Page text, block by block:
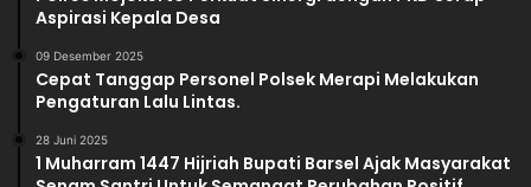
Aspirasi Kepala Desa
09 Desember 2025
Cepat Tanggap Personel Polsek Merapi Melakukan
Pengaturan Lalu Lintas.
28 Juni 2025
1 Muharram 1447 Hijriah Bupati Barsel Ajak Masyarakat